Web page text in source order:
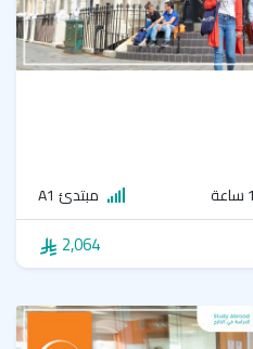
مبتدئ A1
2,064